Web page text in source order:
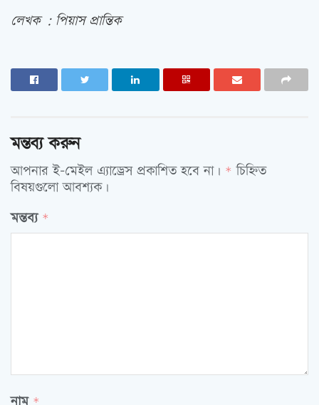
লেখক : পিয়াস প্রান্তিক
মন্তব্য করুন
আপনার ই-মেইল এ্যাড্রেস প্রকাশিত হবে না। * চিহ্নিত
বিষয়গুলো আবশ্যক।
মন্তব্য *
*